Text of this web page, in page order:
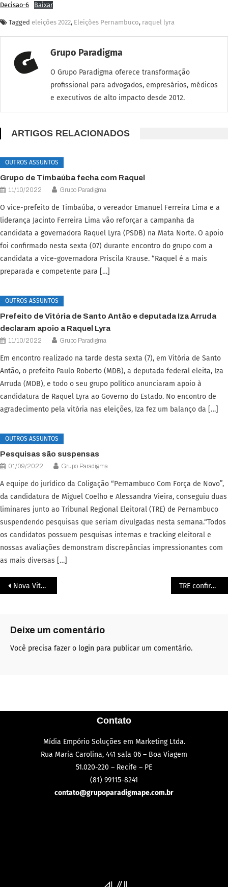
Decisao-6 Baixar
Tagged eleições 2022, Eleições Pernambuco, raquel lyra
Grupo Paradigma
O Grupo Paradigma oferece transformação
profissional para advogados, empresários, médicos
e executivos de alto impacto desde 2012.
ARTIGOS RELACIONADOS
OUTROS ASSUNTOS
Grupo de Timbaúba fecha com Raquel
11/10/2022 Grupo Paradigma
O vice-prefeito de Timbaúba, o vereador Emanuel Ferreira Lima e a
liderança Jacinto Ferreira Lima vão reforçar a campanha da
candidata a governadora Raquel Lyra (PSDB) na Mata Norte. O apoio
foi confirmado nesta sexta (07) durante encontro do grupo com a
candidata a vice-governadora Priscila Krause. “Raquel é a mais
preparada e competente para […]
OUTROS ASSUNTOS
Prefeito de Vitória de Santo Antão e deputada Iza Arruda
declaram apoio a Raquel Lyra
11/10/2022 Grupo Paradigma
Em encontro realizado na tarde desta sexta (7), em Vitória de Santo
Antão, o prefeito Paulo Roberto (MDB), a deputada federal eleita, Iza
Arruda (MDB), e todo o seu grupo político anunciaram apoio à
candidatura de Raquel Lyra ao Governo do Estado. No encontro de
agradecimento pela vitória nas eleições, Iza fez um balanço da […]
OUTROS ASSUNTOS
Pesquisas são suspensas
01/09/2022 Grupo Paradigma
A equipe do jurídico da Coligação “Pernambuco Com Força de Novo”,
da candidatura de Miguel Coelho e Alessandra Vieira, conseguiu duas
liminares junto ao Tribunal Regional Eleitoral (TRE) de Pernambuco
suspendendo pesquisas que seriam divulgadas nesta semana.“Todos
os candidatos possuem pesquisas internas e tracking eleitoral e
nossas avaliações demonstram discrepâncias impressionantes com
as mais diversas […]
Nova Vitória Jurídica da Coligação Pernambuco Com Força de Novo TRE confirma irregularidade
Deixe um comentário
Você precisa fazer o login para publicar um comentário.
Contato
Mídia Empório Soluções em Marketing Ltda.
Rua Maria Carolina, 441 sala 06 – Boa Viagem
51.020-220 – Recife – PE
(81) 99115-8241
contato@grupoparadigmape.com.br